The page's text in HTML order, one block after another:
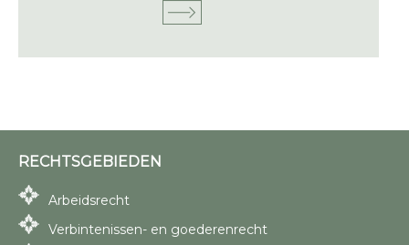
RECHTSGEBIEDEN
Arbeidsrecht
Verbintenissen- en goederenrecht